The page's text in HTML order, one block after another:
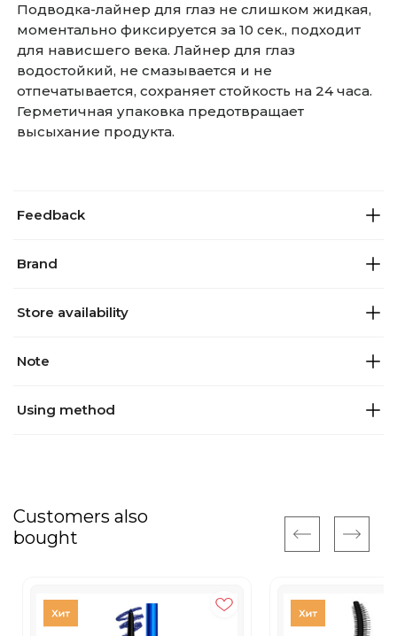
Подводка-лайнер для глаз не слишком жидкая,
моментально фиксируется за 10 сек., подходит
для нависшего века. Лайнер для глаз
водостойкий, не смазывается и не
отпечатывается, сохраняет стойкость на 24 часа.
Герметичная упаковка предотвращает
высыхание продукта.
Feedback
Brand
Store availability
Note
Using method
Customers also
bought